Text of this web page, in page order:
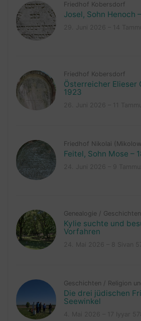
Friedhof Kobersdorf
Josel, Sohn Henoch
Friedhof Kobersdorf
Österreicher Elieser
1923
Friedhof Nikolai
Feitel, Sohn Mose –
Genealogie / Geschichten
Kylie suchte und
Vorfahren
Geschichten / Religion
Die drei jüdischen
Seewinkel